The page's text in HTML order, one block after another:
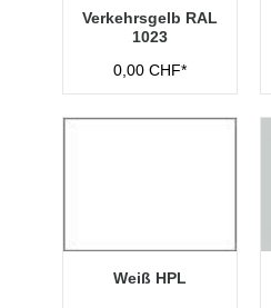
Verkehrsgelb RAL
1023
0,00 CHF*
Weiß HPL